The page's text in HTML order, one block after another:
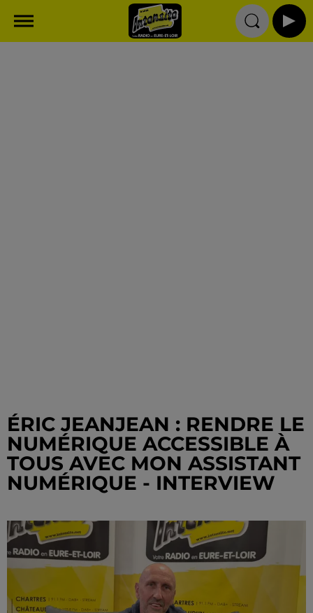
ÉRIC JEANJEAN : RENDRE LE
NUMÉRIQUE ACCESSIBLE À
TOUS AVEC MON ASSISTANT
NUMÉRIQUE - INTERVIEW